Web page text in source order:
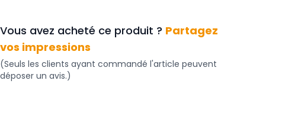
Vous avez acheté ce produit ? Partagez
vos impressions
(Seuls les clients ayant commandé l'article peuvent
déposer un avis.)